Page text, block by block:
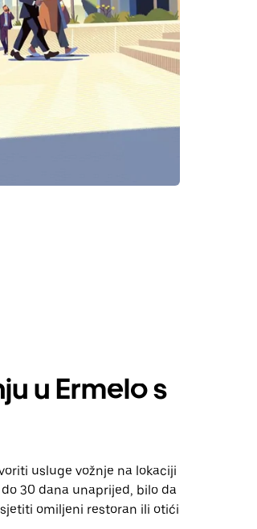
u Ermelo s
usluge vožnje na lokaciji
30 dana unaprijed, bilo da
omiljeni restoran ili otići